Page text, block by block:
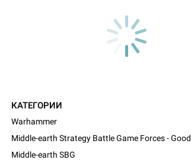
КАТЕГОРИИ
Warhammer
Middle-earth Strategy Battle Game Forces - Good
Middle-earth SBG